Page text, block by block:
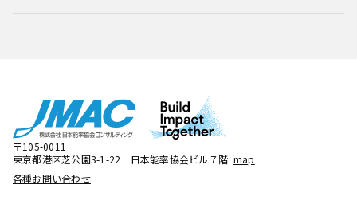
〒105-0011
東京都港区芝公園3-1-22 日本能率協会ビル７階 map
各種お問い合わせ